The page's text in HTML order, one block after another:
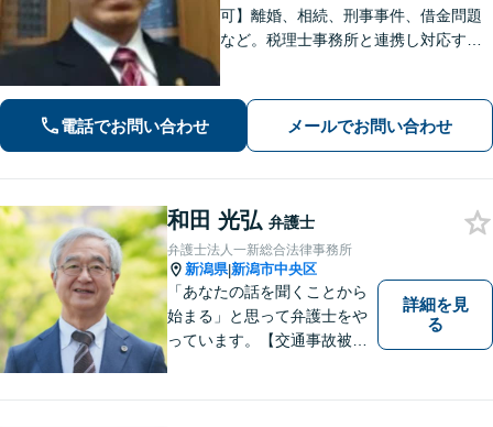
可】離婚、相続、刑事事件、借金問題
など。税理士事務所と連携し対応する
まずはお気軽にご相談ください【休
日・夜間相談可】
電話でお問い合わせ メールでお問い合わせ
和田 光弘 弁護士
弁護士法人一新総合法律事務所
新潟県|新潟市中央区
「あなたの話を聞くことから
始まる」と思って弁護士をや
っています。【交通事故被害
詳細を見
る